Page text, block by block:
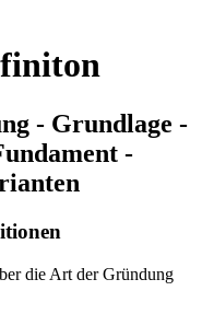
- Grundlage -
-
die Art der Gründung